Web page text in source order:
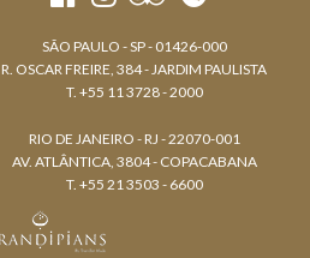
SÃO PAULO - SP - 01426-000
R. OSCAR FREIRE, 384 - JARDIM PAULISTA
T. +55 11 3728 - 2000
RIO DE JANEIRO - RJ - 22070-001
AV. ATLÂNTICA, 3804 - COPACABANA
T. +55 21 3503 - 6600